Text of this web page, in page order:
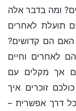
ומה בדבר אלה
תועלת לאחרים
האם הם קדושים?
לאחרים וחיים
אך מקלים עם
זוכרים איך
דרך אפשרית –